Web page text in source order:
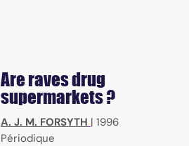
Are raves drug
supermarkets ?
A. J. M. FORSYTH | 1996
Périodique